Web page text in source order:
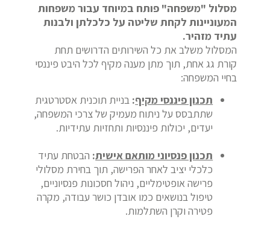
מסלול "משפחה" פותח במיוחד עבור משפחות
המעוניינות לקחת שליטה על כלכלתן ולבנות
עתיד מזהיר.
המסלול משלב את כל השירותים הדרושים תחת
קורת גג אחת, תוך מתן מענה מקיף לכל היבט פיננסי
בחיי המשפחה:
תכנון פיננסי מקיף: בניית תוכנית אסטרטגית
שתתבסס על ניתוח מעמיק של צרכי המשפחה,
יעדים, יכולות פיננסיות ותחזיות עתידיות.
תכנון פנסיוני מותאם אישית: הבטחת עתיד
כלכלי יציב לאחר הפרישה, תוך בחירת מסלולי
פרישה אופטימליים, ניהול חסכונות פנסיוניים,
טיפול בנושאים כמו אובדן כושר עבודה, מקרה
פטירה וקרן השתלמות.